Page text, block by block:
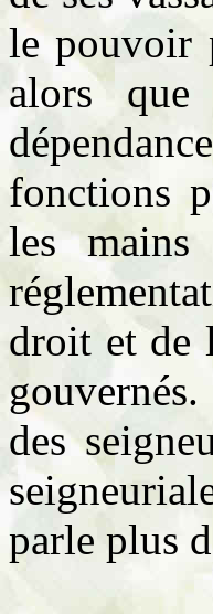
le pouvoir
alors que
fonctions
les
droit et de
des
parle plus